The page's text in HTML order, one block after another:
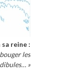
reine :
les
»